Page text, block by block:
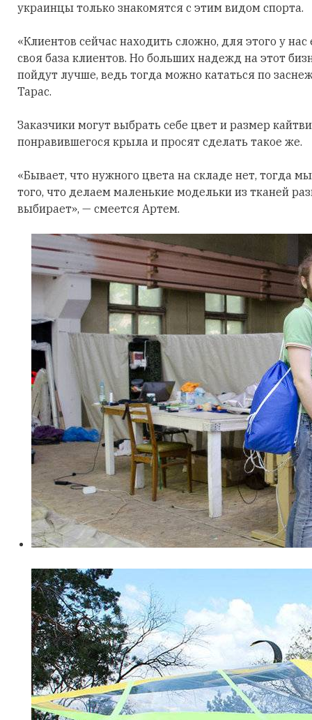
украинцы только знакомятся с этим видом спорта.
«Клиентов сейчас находить сложно, для этого у
своя база клиентов. Но больших надежд на этот
пойдут лучше, ведь тогда можно кататься по
Тарас.
Заказчики могут выбрать себе цвет и размер
понравившегося крыла и просят сделать такое же.
«Бывает, что нужного цвета на складе нет, тогда
того, что делаем маленькие модельки из тканей
выбирает», — смеется Артем.